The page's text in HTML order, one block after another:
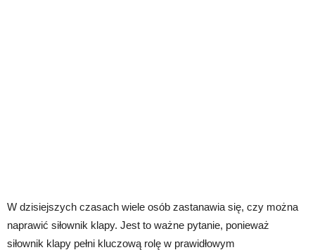
W dzisiejszych czasach wiele osób zastanawia się, czy można
naprawić siłownik klapy. Jest to ważne pytanie, ponieważ
siłownik klapy pełni kluczową rolę w prawidłowym